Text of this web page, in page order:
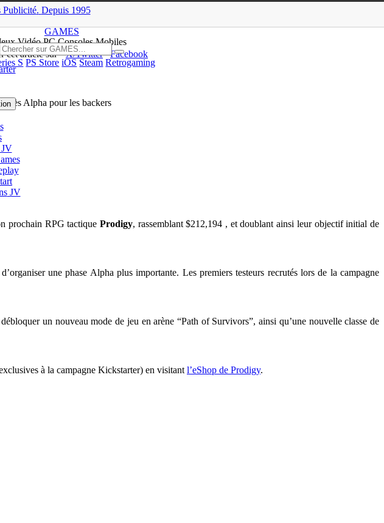
Publicité. Depuis 1995
GAMES
VidéoPC Consoles Mobiles
S PS Store iOS Steam Retrogaming
JV
cet article sur X/Twitter
Facebook
Alpha pour les backers
prochain RPG tactique Prodigy, rassemblant $212,194 , et doublant ainsi leur objectif initial de
une phase Alpha plus importante. Les premiers testeurs recrutés lors de la campagne
un nouveau mode de jeu en arène “Path of Survivors”, ainsi qu’une nouvelle classe de
à la campagne Kickstarter) en visitant l’eShop de Prodigy.